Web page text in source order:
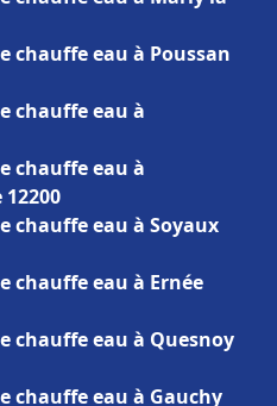
chauffe eau à Poussan
chauffe eau à
chauffe eau à
chauffe eau à Soyaux
chauffe eau à Ernée
chauffe eau à Quesnoy
chauffe eau à Gauchy